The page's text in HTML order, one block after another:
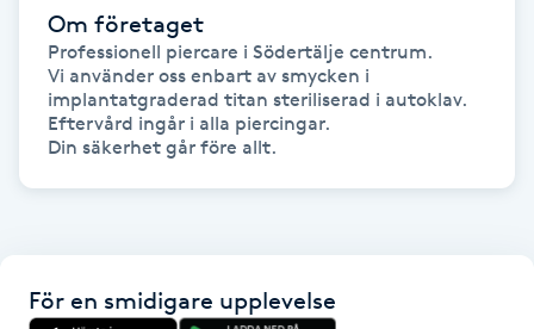
Klippning & Slingor
Klippning ungdom
Koppningsmassage
Kostrådgivning
Om företaget
Professionell piercare i Södertälje centrum.
Vi använder oss enbart av smycken i
implantatgraderad titan steriliserad i autoklav.
Eftervård ingår i alla piercingar.
För en smidigare upplevelse